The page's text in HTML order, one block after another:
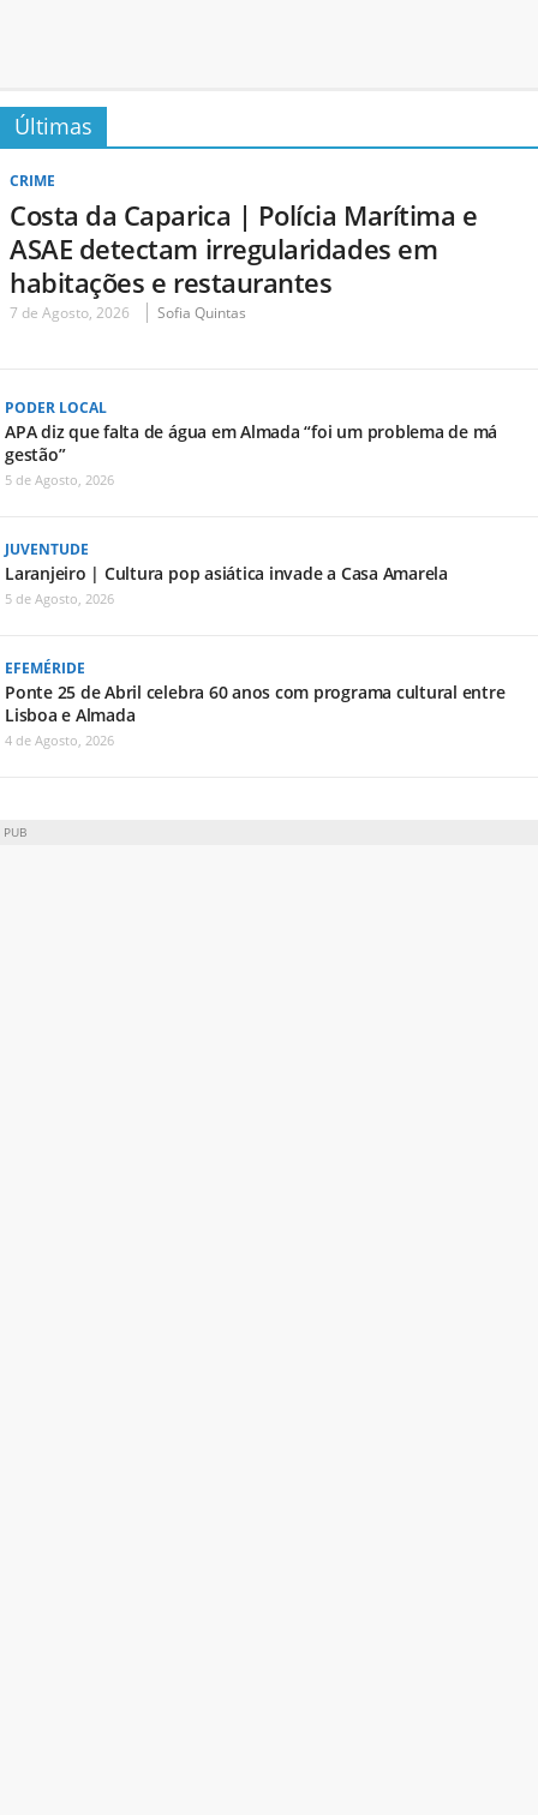
Últimas
CRIME
Costa da Caparica | Polícia Marítima e
ASAE detectam irregularidades em
habitações e restaurantes
7 de Agosto, 2026 Sofia Quintas
PODER LOCAL
APA diz que falta de água em Almada “foi um problema de má
gestão”
5 de Agosto, 2026
JUVENTUDE
Laranjeiro | Cultura pop asiática invade a Casa Amarela
5 de Agosto, 2026
EFEMÉRIDE
Ponte 25 de Abril celebra 60 anos com programa cultural entre
Lisboa e Almada
4 de Agosto, 2026
PUB